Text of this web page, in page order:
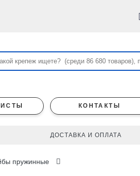
КОНТАКТЫ
ДОСТАВКА И ОПЛАТА
пружинные